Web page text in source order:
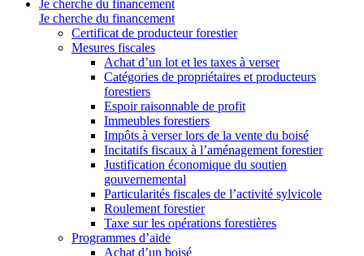
Je cherche du financement
Je cherche du financement
Certificat de producteur forestier
Mesures fiscales
Achat d’un lot et les taxes à verser
Catégories de propriétaires et producteurs
forestiers
Espoir raisonnable de profit
Immeubles forestiers
Impôts à verser lors de la vente du boisé
Incitatifs fiscaux à l’aménagement forestier
Justification économique du soutien
gouvernemental
Particularités fiscales de l’activité sylvicole
Roulement forestier
Taxe sur les opérations forestières
Programmes d’aide
Achat d’un boisé